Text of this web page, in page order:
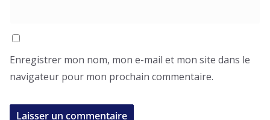
Enregistrer mon nom, mon e-mail et mon site dans le
navigateur pour mon prochain commentaire.